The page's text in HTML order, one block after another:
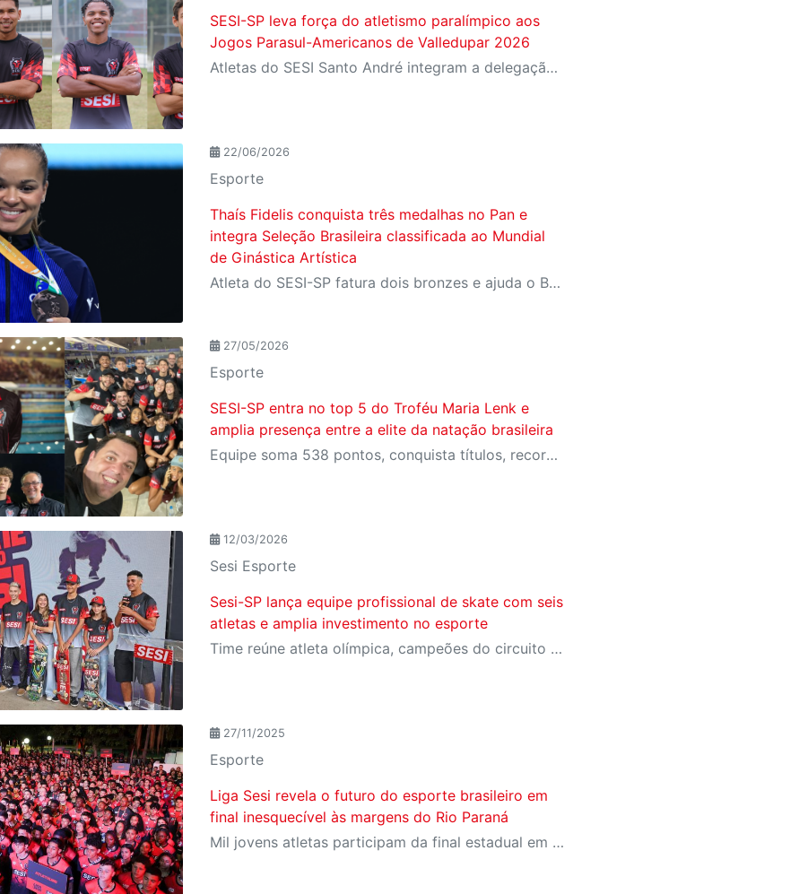
SESI-SP leva força do atletismo paralímpico aos
Jogos Parasul-Americanos de Valledupar 2026
Atletas do SESI Santo André integram a delegação brasileira na Colômbia; instituição terá a maior participação entre os representantes do país
22/06/2026
Esporte
Thaís Fidelis conquista três medalhas no Pan e
integra Seleção Brasileira classificada ao Mundial
de Ginástica Artística
Atleta do SESI-SP fatura dois bronzes e ajuda o Brasil a garantir prata por equipes no Rio de Janeiro; desempenho assegura vaga da Seleção no Campeonato Mundial
27/05/2026
Esporte
SESI-SP entra no top 5 do Troféu Maria Lenk e
amplia presença entre a elite da natação brasileira
Equipe soma 538 pontos, conquista títulos, recorde nacional e garante atletas no Pan Pacífico Júnior
12/03/2026
Sesi Esporte
Sesi-SP lança equipe profissional de skate com seis
atletas e amplia investimento no esporte
Time reúne atleta olímpica, campeões do circuito nacional e jovens promessas do skate brasileiro
27/11/2025
Esporte
Liga Sesi revela o futuro do esporte brasileiro em
final inesquecível às margens do Rio Paraná
Mil jovens atletas participam da final estadual em Presidente Epitácio, reforçando a Liga Sesi como um dos principais ambientes de formação esportiva do país